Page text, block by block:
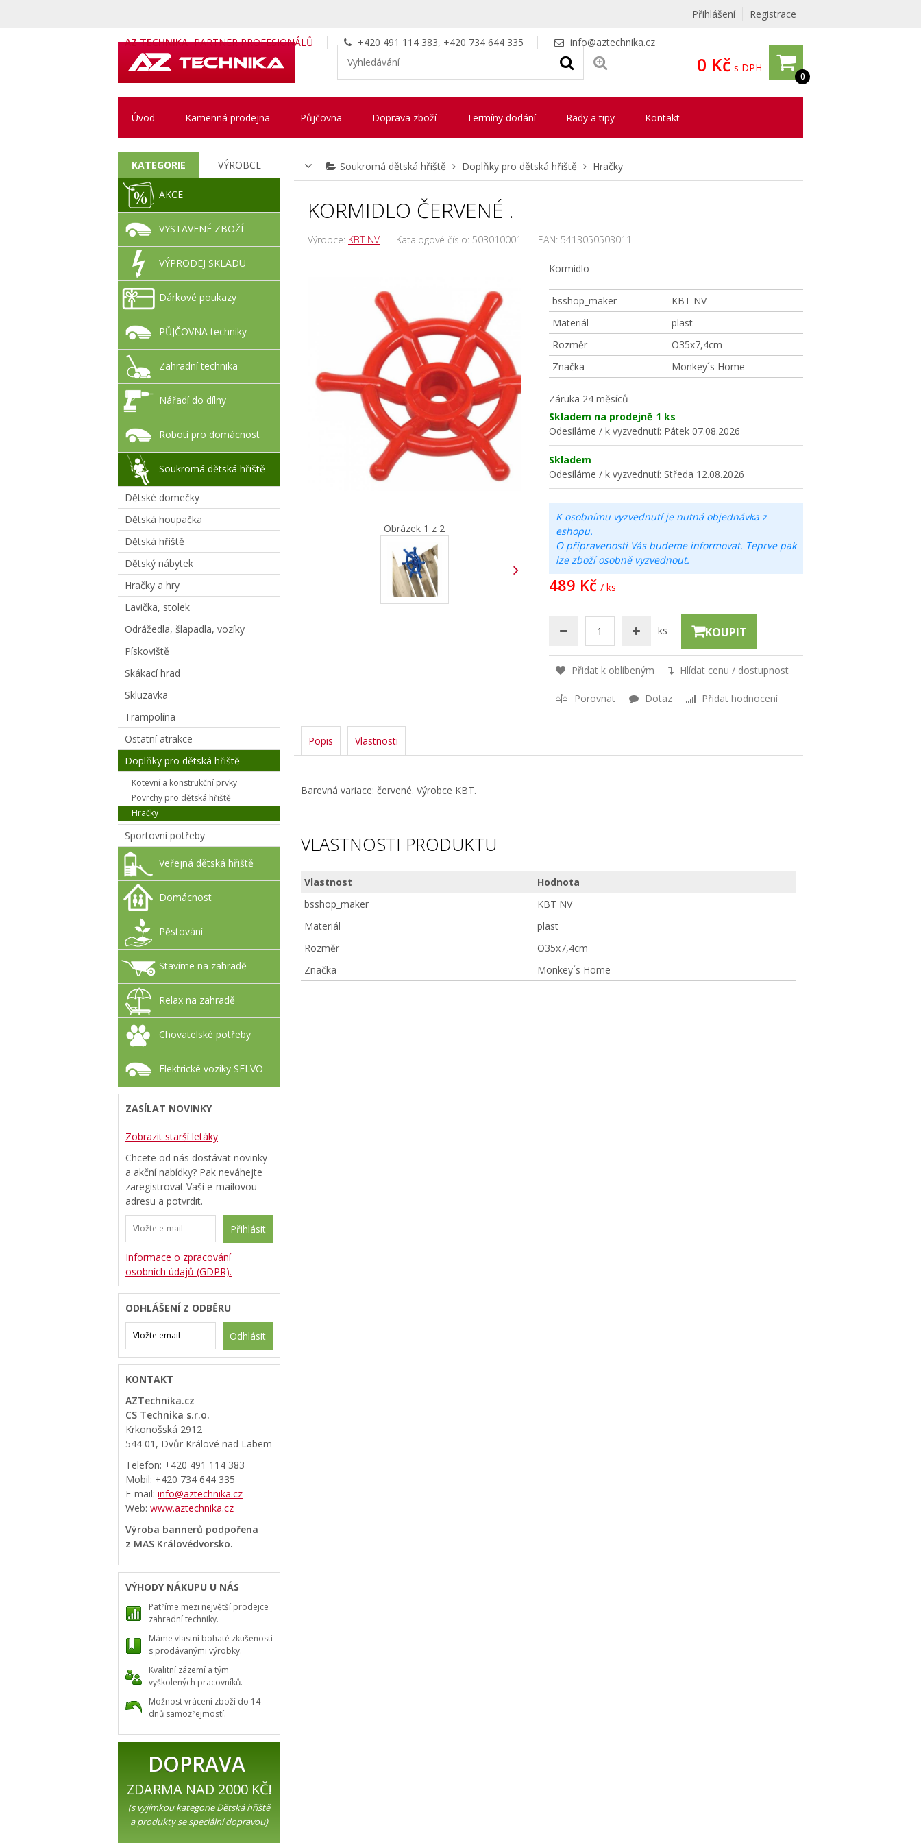
Přihlášení Registrace
AZ TECHNIKA PARTNER PROFESIONÁLŮ +420 491 114 383, +420 734 644 335 info@aztechnika.cz
0
0 Kč s DPH
Úvod Kamenná prodejna Půjčovna Doprava zboží Termíny dodání Rady a tipy Kontakt
Soukromá dětská hřiště Doplňky pro dětská hřiště Hračky
KORMIDLO ČERVENÉ .
Výrobce: KBT NV Katalogové číslo: 503010001 EAN: 5413050503011
Obrázek 1 z 2
Kormidlo
bsshop_maker
KBT NV
Materiál
plast
Rozměr
O35x7,4cm
Značka
Monkey´s Home
Záruka 24 měsíců
Skladem na prodejně 1 ks
Odesíláme / k vyzvednutí: Pátek 07.08.2026
Skladem
Odesíláme / k vyzvednutí: Středa 12.08.2026
K osobnímu vyzvednutí je nutná objednávka z
eshopu.
O připravenosti Vás budeme informovat. Teprve pak
lze zboží osobně vyzvednout.
489 Kč / ks
ks KOUPIT
Přidat k oblíbeným Hlídat cenu / dostupnost
Porovnat Dotaz Přidat hodnocení
Popis Vlastnosti
Barevná variace: červené. Výrobce KBT.
VLASTNOSTI PRODUKTU
Vlastnost
Hodnota
bsshop_maker
KBT NV
Materiál
plast
Rozměr
O35x7,4cm
Značka
Monkey´s Home
KATEGORIE VÝROBCE
AKCE
VYSTAVENÉ ZBOŽÍ
VÝPRODEJ SKLADU
Dárkové poukazy
PŮJČOVNA techniky
Zahradní technika
Nářadí do dílny
Roboti pro domácnost
Soukromá dětská hřiště
Dětské domečky
Dětská houpačka
Dětská hřiště
Dětský nábytek
Hračky a hry
Lavička, stolek
Odrážedla, šlapadla, vozíky
Pískoviště
Skákací hrad
Skluzavka
Trampolína
Ostatní atrakce
Doplňky pro dětská hřiště
Kotevní a konstrukční prvky
Povrchy pro dětská hřiště
Hračky
Sportovní potřeby
Veřejná dětská hřiště
Domácnost
Pěstování
Stavíme na zahradě
Relax na zahradě
Chovatelské potřeby
Elektrické vozíky SELVO
ZASÍLAT NOVINKY
Zobrazit starší letáky
Chcete od nás dostávat novinky
a akční nabídky? Pak neváhejte
zaregistrovat Vaši e-mailovou
adresu a potvrdit.
Přihlásit
Informace o zpracování
osobních údajů (GDPR).
ODHLÁŠENÍ Z ODBĚRU
Odhlásit
KONTAKT
AZTechnika.cz
CS Technika s.r.o.
Krkonošská 2912
544 01, Dvůr Králové nad Labem
Telefon: +420 491 114 383
Mobil: +420 734 644 335
E-mail: info@aztechnika.cz
Web: www.aztechnika.cz
Výroba bannerů podpořena
z MAS Královédvorsko.
VÝHODY NÁKUPU U NÁS
Patříme mezi největší prodejce
zahradní techniky.
Máme vlastní bohaté zkušenosti
s prodávanými výrobky.
Kvalitní zázemí a tým
vyškolených pracovníků.
Možnost vrácení zboží do 14
dnů samozřejmostí.
DOPRAVA
ZDARMA NAD 2000 KČ!
(s vyjímkou kategorie Dětská hřiště
a produkty se speciální dopravou)